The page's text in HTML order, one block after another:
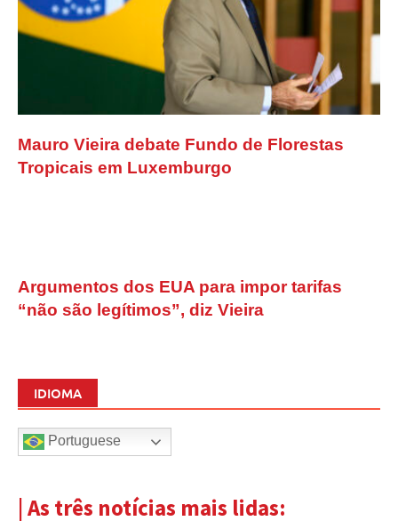
Mauro Vieira debate Fundo de Florestas
Tropicais em Luxemburgo
Argumentos dos EUA para impor tarifas
“não são legítimos”, diz Vieira
IDIOMA
Portuguese
| As três notícias mais lidas: